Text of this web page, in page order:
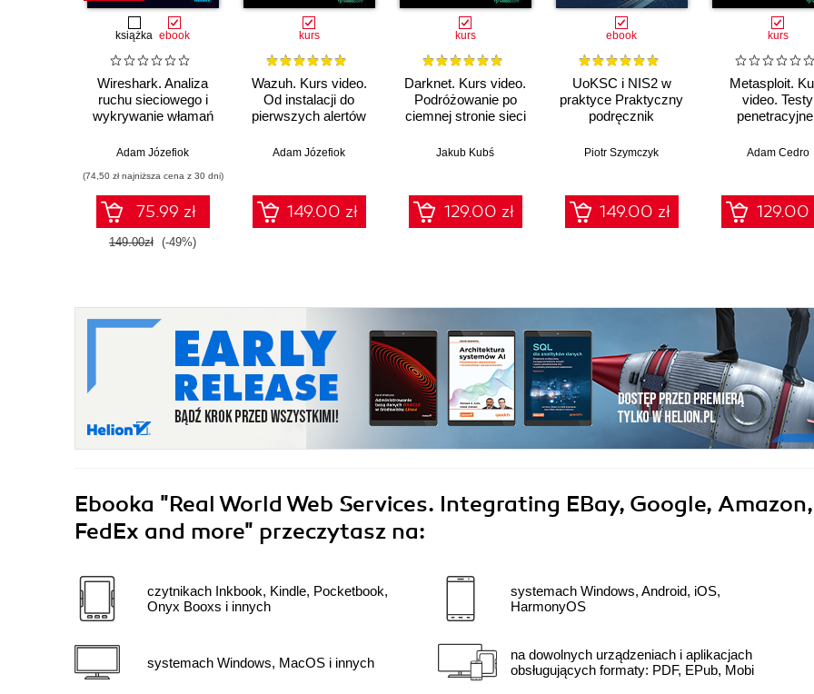
książka ebook
Wireshark. Analiza
ruchu sieciowego i
wykrywanie włamań
Adam Józefiok
(74,50 zł najniższa cena z 30 dni)
75.99 zł
149.00zł (-49%)
kurs
Wazuh. Kurs video.
Od instalacji do
pierwszych alertów
Adam Józefiok
149.00 zł
kurs
Darknet. Kurs video.
Podróżowanie po
ciemnej stronie sieci
Jakub Kubś
129.00 zł
ebook
UoKSC i NIS2 w
praktyce Praktyczny
podręcznik
Krajowego Systemu
procedury, audyt dla
zarządów, IT i
compliance
Piotr Szymczyk
149.00 zł
kurs
Metasploit.
video. Testy
zabezpieczeń
Adam Cedro
129.00
Ebooka "Real World Web Services. Integrating EBay, Google, Amazon,
FedEx and more" przeczytasz na:
czytnikach Inkbook, Kindle, Pocketbook,
Onyx Booxs i innych
systemach Windows, MacOS i innych
systemach Windows, Android, iOS,
HarmonyOS
na dowolnych urządzeniach i aplikacjach
obsługujących formaty: PDF, EPub, Mobi